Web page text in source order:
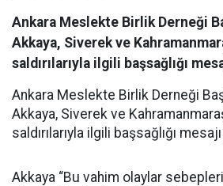
Ankara Meslekte Birlik Derneği
Akkaya, Siverek ve
saldırılarıyla ilgili başsağlığı
Ankara Meslekte Birlik Derneği
Akkaya, Siverek ve
saldırılarıyla ilgili başsağlığı mesajı
Akkaya “Bu vahim olaylar